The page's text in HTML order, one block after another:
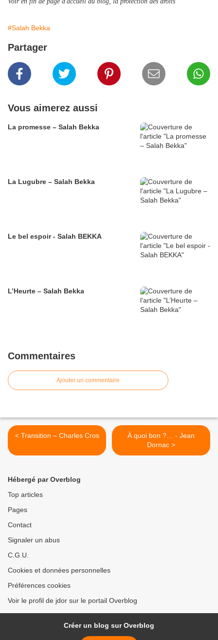
#Salah Bekka
Partager
Vous aimerez aussi
La promesse – Salah Bekka
La Lugubre – Salah Bekka
Le bel espoir - Salah BEKKA
L’Heurte – Salah Bekka
Commentaires
Ajouter un commentaire
< Transition – Charles Cros
À quoi bon ?… - Jean
Dornac >
Hébergé par Overblog
Top articles
Pages
Contact
Signaler un abus
C.G.U.
Cookies et données personnelles
Préférences cookies
Voir le profil de jdor sur le portail Overblog
Créer un blog sur Overblog